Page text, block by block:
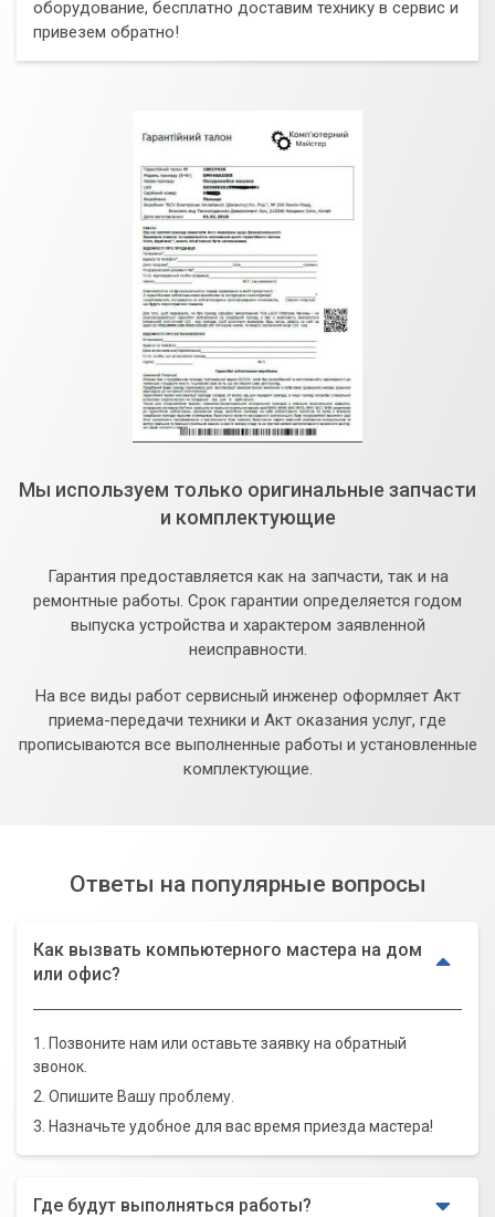
оборудование, бесплатно доставим технику в сервис и
привезем обратно!
Мы используем только оригинальные запчасти
и комплектующие
Гарантия предоставляется как на запчасти, так и на
ремонтные работы. Срок гарантии определяется годом
выпуска устройства и характером заявленной
неисправности.
На все виды работ сервисный инженер оформляет Акт
приема-передачи техники и Акт оказания услуг, где
прописываются все выполненные работы и установленные
комплектующие.
Ответы на популярные вопросы
Как вызвать компьютерного мастера на дом
или офис?
1. Позвоните нам или оставьте заявку на обратный
звонок.
2. Опишите Вашу проблему.
3. Назначьте удобное для вас время приезда мастера!
Где будут выполняться работы?